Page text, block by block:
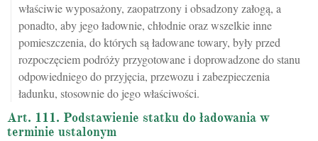
właściwie wyposażony, zaopatrzony i obsadzony załogą, a
ponadto, aby jego ładownie, chłodnie oraz wszelkie inne
pomieszczenia, do których są ładowane towary, były przed
rozpoczęciem podróży przygotowane i doprowadzone do stanu
odpowiedniego do przyjęcia, przewozu i zabezpieczenia
ładunku, stosownie do jego właściwości.
Art. 111. Podstawienie statku do ładowania w
terminie ustalonym